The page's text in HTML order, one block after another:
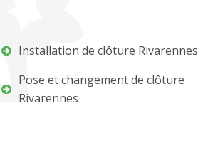
Installation de clôture Rivarennes
Pose et changement de clôture
Rivarennes